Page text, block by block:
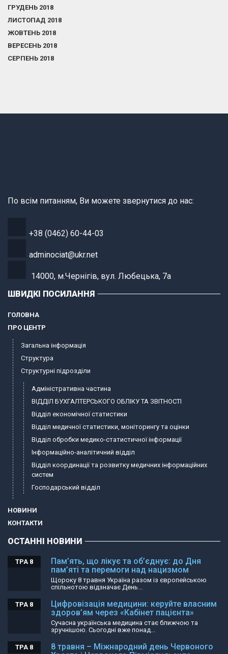
ГРУДЕНЬ 2018
ЛИСТОПАД 2018
ЖОВТЕНЬ 2018
ВЕРЕСЕНЬ 2018
СЕРПЕНЬ 2018
По всім питанням, Ви можете звернутися до нас:
+38 (0462) 60-44-03
adminociat@ukr.net
14000, м.Чернігів, вул. Любецька, 7а
ШВИДКІ ПОСИЛАННЯ
ГОЛОВНА
ПРО ЦЕНТР
Загальна інформація
Структура
Структурні підрозділи
Адміністративна частина
ВІДДІЛ БУХГАЛТЕРСЬКОГО ОБЛІКУ ТА ЗВІТНОСТІ
Відділ економічної статистики
Відділ медичної статистики, моніторингу та оцінки
Відділ обробки медико-статистичної інформації
Інформаційно-аналітичний відділ
Відділ координації та розвитку медичних інформаційних
систем
Господарський відділ
НОВИНИ
КОНТАКТИ
ОСТАННІ НОВИНИ
Пам’ять, що лікує та об’єднує: до Дня
пам’яті та перемоги над нацизмом
ТРА 8
Щороку 8 травня Україна разом із європейською
спільнотою відзначає День...
Цифровізація медицини: керуйте власним
здоров’ям через «Кабінет пацієнта»
ТРА 8
Сучасна українська медицина стає ближчою та
зручнішою. Сьогодні вже понад...
8 травня – Міжнародний день Червоного
ТРА 8